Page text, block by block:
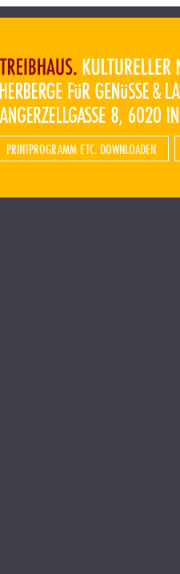
PRINTPROGRAMM ETC. DOWNLOADEN